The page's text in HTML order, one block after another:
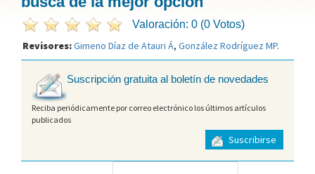
Valoración: 0 (0 Votos)
Revisores:Gimeno Díaz de Atauri Á, González Rodríguez MP.
Suscripción gratuita al boletín de novedades
Reciba periódicamente por correo electrónico los últimos artículos
publicados
Suscribirse